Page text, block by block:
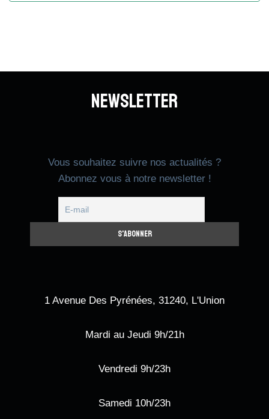
Newsletter
Vous souhaitez suivre nos actualités ?
Abonnez vous à notre newsletter !
1 Avenue Des Pyrénées, 31240, L'Union
Mardi au Jeudi 9h/21h
Vendredi 9h/23h
Samedi 10h/23h